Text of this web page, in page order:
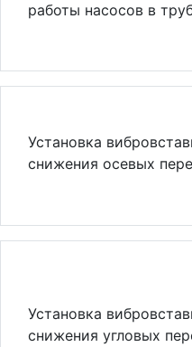
работы насосов в
Установка
снижения осевых
Установка
снижения угловых